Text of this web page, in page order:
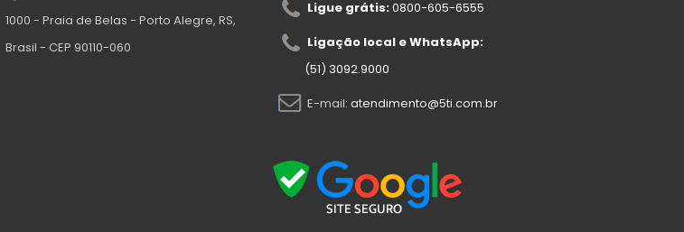
1000 - Praia de Belas - Porto Alegre, RS,
Brasil - CEP 90110-060
Ligue grátis:0800-605-6555
Ligação local e WhatsApp:
(51) 3092.9000
E-mail: atendimento@5ti.com.br